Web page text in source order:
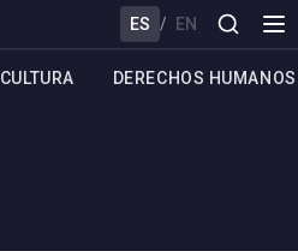
ES / EN
CULTURA DERECHOS HUMANOS